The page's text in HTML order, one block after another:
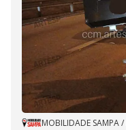
MOBILIDADE SAMPA/